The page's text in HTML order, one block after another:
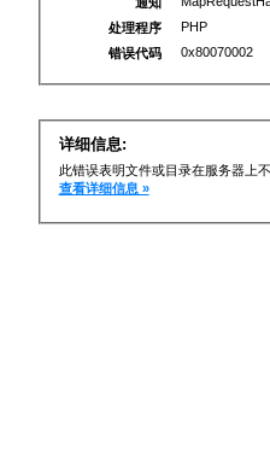
处理程序
PHP
错误代码
0x80070002
详细信息:
此错误表明文件或目录在服务器上
查看详细信息 »